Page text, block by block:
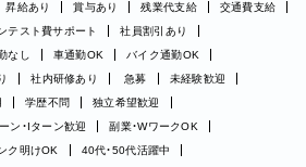
昇給あり 賞与あり 残業代支給
交通費支給
テスト費サポート
社員割引あり
なし 車通勤OK
バイク通勤OK
社内研修あり 急募
未経験歓迎
学歴不問
独立希望歓迎
ン・Iターン歓迎
副業・WワークOK
ク明けOK
40代・50代活躍中